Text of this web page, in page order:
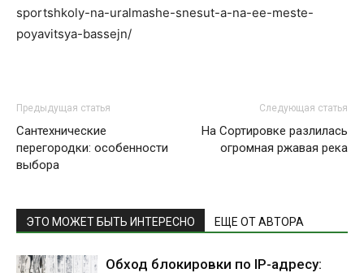
sportshkoly-na-uralmashe-snesut-a-na-ee-meste-
poyavitsya-bassejn/
Предыдущая статья
Сантехнические
перегородки: особенности
выбора
Следующая статья
На Сортировке разлилась
огромная ржавая река
ЭТО МОЖЕТ БЫТЬ ИНТЕРЕСНО ЕЩЕ ОТ АВТОРА
Обход блокировки по IP-адресу: